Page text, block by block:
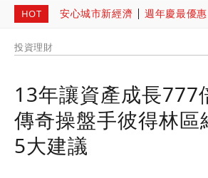
HOT 安心城市新經濟 週年慶最優惠
投資理財
13年讓資產成長777
傳奇操盤手彼得林區
5大建議